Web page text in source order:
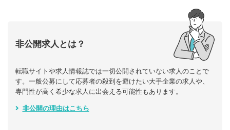
非公開求人とは？
転職サイトや求人情報誌では一切公開されていない求人のことで
す。一般公募にして応募者の殺到を避けたい大手企業の求人や、
専門性が高く希少な求人に出会える可能性もあります。
非公開の理由はこちら